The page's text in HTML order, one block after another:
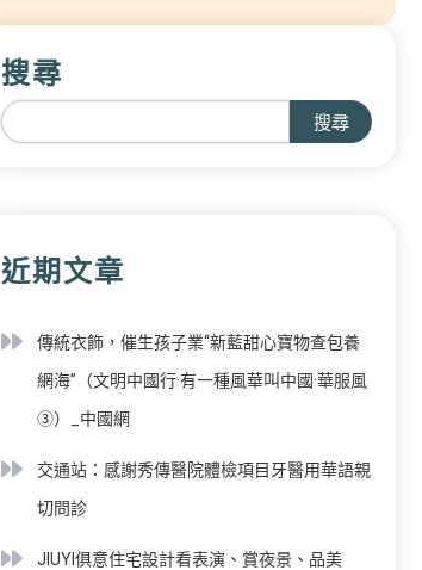
搜尋
搜尋
近期文章
傳統衣飾，催生孩子業“新藍甜心寶物查包養
網海”（文明中國行·有一種風華叫中國·華服風
③）_中國網
交通站：感謝秀傳醫院體檢項目牙醫用華語親
切問診
JIUYI俱意住宅設計看表演、賞夜景、品美